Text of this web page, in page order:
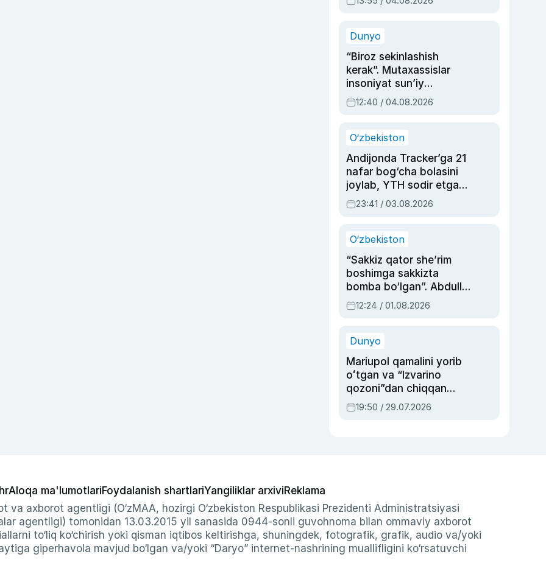
Ahmedovaning
Dunyo
“Biroz sekinlashish
kerak”. Mutaxassislar
insoniyat sun’iy
intellektni boshqara
olmay qolishidan xavotir
12:40 / 04.08.2026
O‘zbekiston
Andijonda Tracker’ga 21
nafar bog‘cha bolasini
joylab, YTH sodir etgan
ayolga sud hukmi o‘qildi
23:41 / 03.08.2026
O‘zbekiston
“Sakkiz qator she’rim
boshimga sakkizta
bomba bo‘lgan”. Abdulla
Oripovni siyosiy
ayblovlardan asrab
12:24 / 01.08.2026
Dunyo
Mariupol qamalini yorib
oʻtgan va “Izvarino
qozoni”dan chiqqan
qahramon — Ukraina
armiyasi bosh
19:50 / 29.07.2026
Aloqa ma'lumotlariFoydalanish shartlariYangiliklar arxiviReklama
va axborot agentligi (O‘zMAA, hozirgi O‘zbekiston Respublikasi Prezidenti Administratsiyasi
agentligi) tomonidan 13.03.2015 yil sanasida 0944-sonli guvohnoma bilan ommaviy axborot
to‘liq ko‘chirish yoki qisman iqtibos keltirishga, shuningdek, fotografik, grafik, audio va/yoki
giperhavola mavjud bo‘lgan va/yoki “Daryo” internet-nashrining muallifligini ko‘rsatuvchi